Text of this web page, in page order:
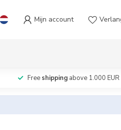
Mijn account
Free shipping above 1.000 EUR